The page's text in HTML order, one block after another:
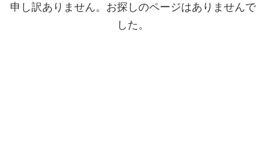
申し訳ありません。お探しのページはありませんで
した。